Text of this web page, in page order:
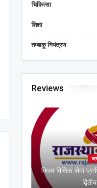
चिकित्सा
शिक्षा
तम्बाकू नियंत्रण
Reviews
जिला विधिक सेवा